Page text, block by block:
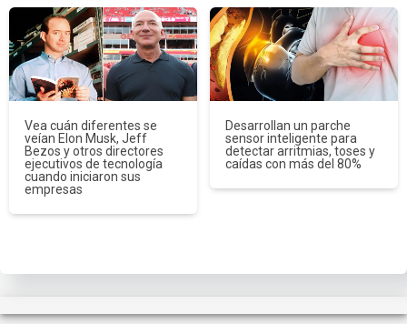
Vea cuán diferentes se
veían Elon Musk, Jeff
Bezos y otros directores
ejecutivos de tecnología
cuando iniciaron sus
empresas
Desarrollan un parche
sensor inteligente para
detectar arritmias, toses y
caídas con más del 80%